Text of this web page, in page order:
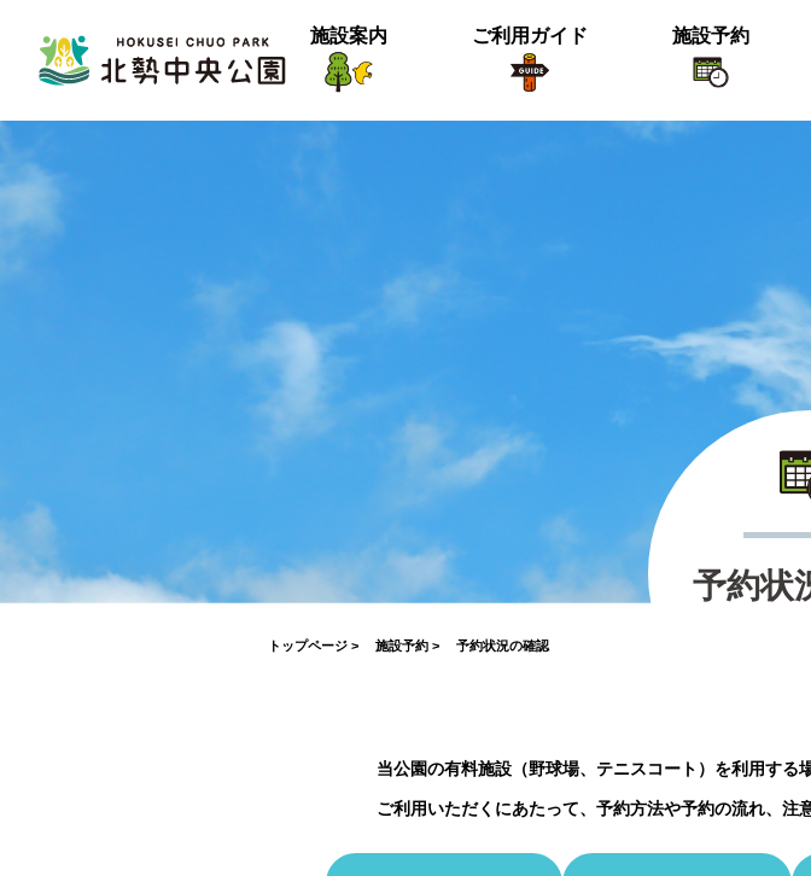
施設案内 ご利用ガイド 施設予約
察会
7月19日(日)開催！INABESTAX プレイベント
【北中WOODSTOCK】
【北中マル
短冊の募集
5月30日(
2026.07.17
＜動画＞ニホンシ
2026.03.19
沢の森のツワブキ
がとうございました！
2025.10.01
【北中の夏と初
の紹介
2023.10.06
2026.04.03
＜動画＞ハシビロ
2023.03.26
ツイッター始めま
予約状
トップページ > 施設予約 > 予約状況の確認
当公園の有料施設（野球場、テニスコート）を利用する
ご利用いただくにあたって、予約方法や予約の流れ、注